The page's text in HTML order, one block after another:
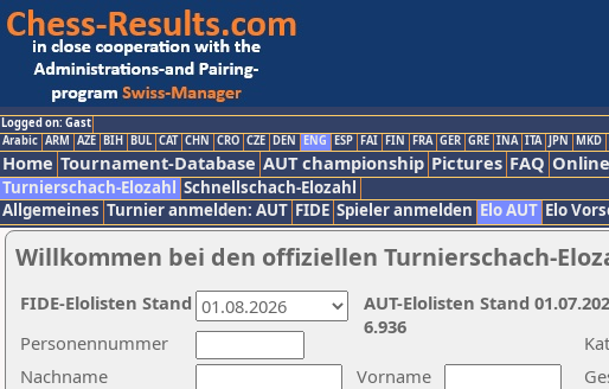
Logged on: Gast
Arabic ARM AZE BIH BUL CAT CHN CRO CZE DEN ENG ESP FAI FIN FRA GER GRE INA ITA JPN MKD
Home Tournament-Database AUT championship Pictures FAQ
Turnierschach-Elozahl Schnellschach-Elozahl
Allgemeines Turnier anmelden: AUT FIDE Spieler anmelden Elo AUT Elo
Willkommen bei den offiziellen Turnierschach-
Nachname
Vorname
Personennummer
AUT-Elolisten Stand
6.936
FIDE-Elolisten Stand